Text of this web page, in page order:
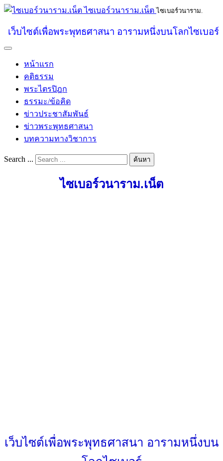
ไซเบอร์วนาราม.เน็ต ไซเบอร์วนาราม.
เว็บไซต์เพื่อพระพุทธศาสนา อารามหนึ่งบนโลกไซเบอร์
หน้าแรก
คติธรรม
พระไตรปิฎก
ธรรมะ/ข้อคิด
ข่าวประชาสัมพันธ์
ข่าวพระพุทธศาสนา
บทความทางวิชาการ
Search ... ค้นหา
ไซเบอร์วนาราม.เน็ต
เว็บไซต์เพื่อพระพุทธศาสนา อารามหนึ่งบน